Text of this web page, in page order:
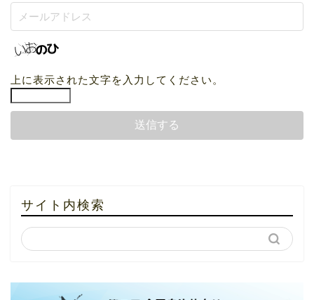
上に表示された文字を入力してください。
サイト内検索